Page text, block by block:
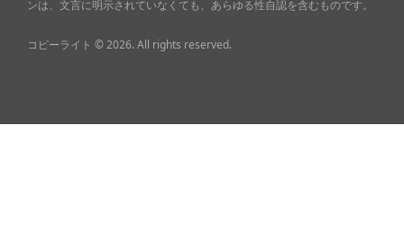
ンは、文言に明示されていなくても、あらゆる性自認を含むものです。
コピーライト © 2026. All rights reserved.